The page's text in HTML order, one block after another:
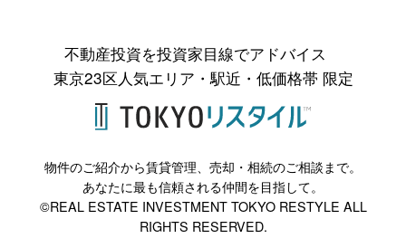
不動産投資を投資家目線でアドバイス
東京23区人気エリア・駅近・低価格帯 限定
物件のご紹介から賃貸管理、売却・相続のご相談まで。
あなたに最も信頼される仲間を目指して。
©REAL ESTATE INVESTMENT TOKYO RESTYLE ALL
RIGHTS RESERVED.